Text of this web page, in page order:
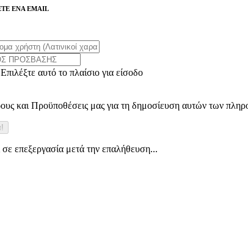
ΕΝΑ EMAIL
αυτό το πλαίσιο για είσοδο
και Προϋποθέσεις μας για τη δημοσίευση αυτών των
επεξεργασία μετά την επαλήθευση...